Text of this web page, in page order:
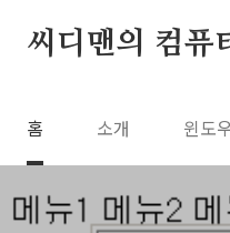
씨디맨의 컴퓨
홈 소개 윈도